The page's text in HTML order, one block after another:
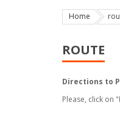
Home
ROUTE
Directions to
Please, click on